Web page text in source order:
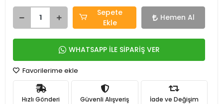
Sepete
Ekle
Hemen Al
WHATSAPP İLE SİPARİŞ VER
Favorilerime ekle
Hızlı Gönderi Güvenli Alışveriş İade ve Değişim